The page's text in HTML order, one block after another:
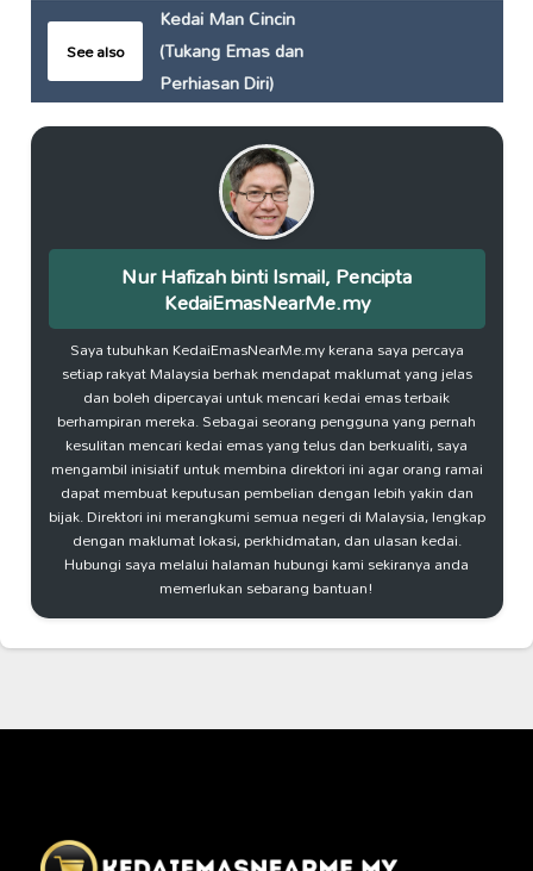
See also
Kedai Man Cincin
(Tukang Emas dan
Perhiasan Diri)
Nur Hafizah binti Ismail, Pencipta
KedaiEmasNearMe.my
Saya tubuhkan KedaiEmasNearMe.my kerana saya percaya
setiap rakyat Malaysia berhak mendapat maklumat yang jelas
dan boleh dipercayai untuk mencari kedai emas terbaik
berhampiran mereka. Sebagai seorang pengguna yang pernah
kesulitan mencari kedai emas yang telus dan berkualiti, saya
mengambil inisiatif untuk membina direktori ini agar orang ramai
dapat membuat keputusan pembelian dengan lebih yakin dan
bijak. Direktori ini merangkumi semua negeri di Malaysia, lengkap
dengan maklumat lokasi, perkhidmatan, dan ulasan kedai.
Hubungi saya melalui halaman hubungi kami sekiranya anda
memerlukan sebarang bantuan!